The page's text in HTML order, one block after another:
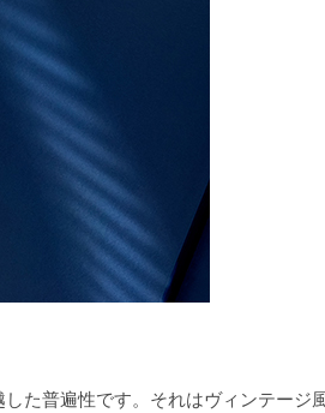
た普遍性です。それはヴィンテージ